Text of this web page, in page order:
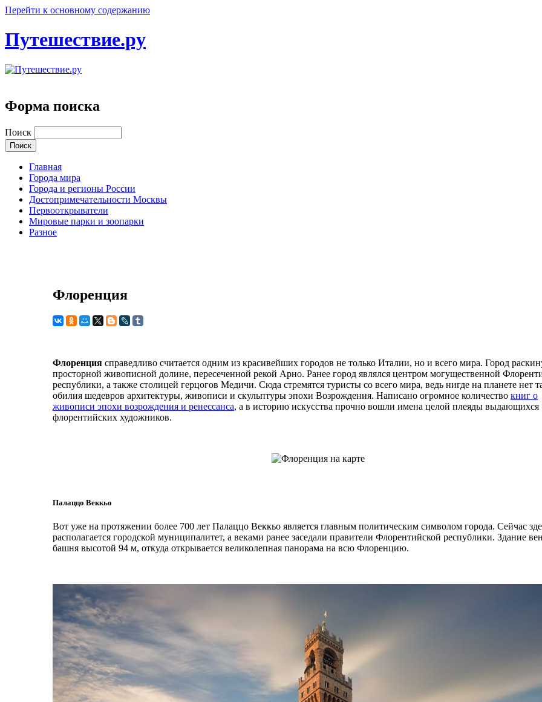
Перейти к основному содержанию
Путешествие.ру
Форма поиска
Поиск
Главная
Города мира
Города и регионы России
Достопримечательности Москвы
Первооткрыватели
Мировые парки и зоопарки
Разное
Флоренция
Флоренция справедливо считается одним из красивейших городов не только Италии, но и всего мира. Город
просторной живописной долине, пересеченной рекой Арно. Ранее город являлся центром могущественной
республики, а также столицей герцогов Медичи. Сюда стремятся туристы со всего мира, ведь нигде на планете нет
обилия шедевров архитектуры, живописи и скульптуры эпохи Возрождения. Написано огромное количество книг о
живописи эпохи возрождения и ренессанса, а в историю искусства прочно вошли имена целой плеяды выдающихся
флорентийских художников.
Палаццо Веккьо
Вот уже на протяжении более 700 лет Палаццо Веккьо является главным политическим символом города. Сейчас
располагается городской муниципалитет, а веками ранее заседали правители Флорентийской республики. Здание
башня высотой 94 м, откуда открывается великолепная панорама на всю Флоренцию.